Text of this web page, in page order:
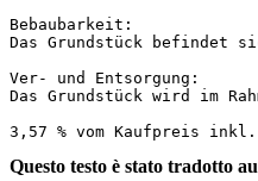
Bebaubarkeit:
Das Grundstück befindet
Ver- und Entsorgung:
Das Grundstück wird im
3,57 % vom Kaufpreis
Questo testo è stato tradotto